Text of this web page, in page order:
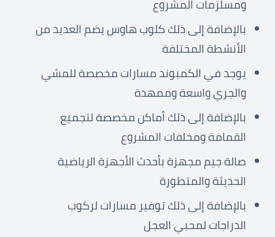
ومسلزمات المشروع
بالإضافة إلى ذلك كلوب هاوس يضم العديد من
الأنشطة المختلفة
يوجد في الكمبوند مسارات مخصصة للمشي
والجري واسعة وممهدة
بالإضافة إلى ذلك أماكن مخصصة لتجميع
القمامة ومخلفات المشروع
صالة جيم مجهزة بأحدث الأجهزة الرياضية
الحديثة والمتطورة
بالإضافة إلى ذلك توفير مسارات لركوب
الدراجات لمحبي العجل